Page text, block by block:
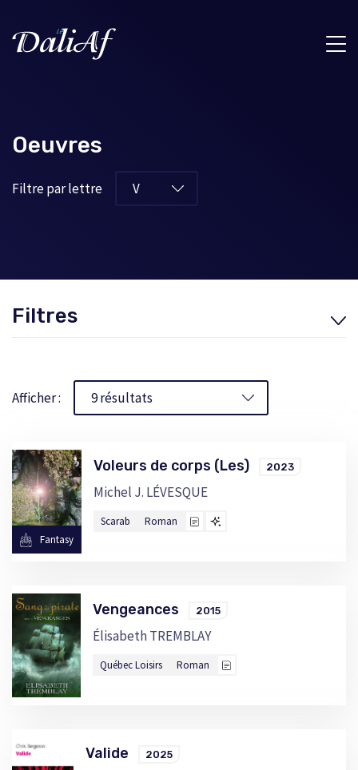
Oeuvres
Filtre par lettre
Filtres
Afficher :
Fantasy
Voleurs de corps (Les) 2023
Michel J. LÉVESQUE
Scarab Roman
Vengeances 2015
Élisabeth TREMBLAY
Québec Loisirs Roman
Valide 2025